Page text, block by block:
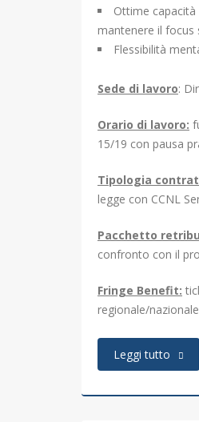
Ottime
mantenere il focus
Flessibilità
Sede di lavoro:
Orario di lavoro:
15/19 con pausa
Tipologia
legge con CCNL
Pacchetto
confronto con il
Fringe Benefit:
regionale/
Leggi tutto